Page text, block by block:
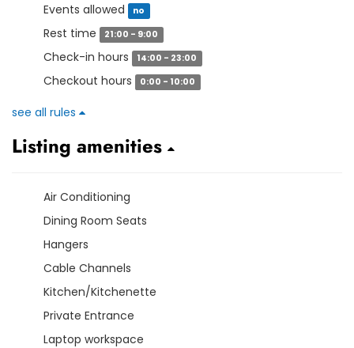
Events allowed no
Rest time 21:00 - 9:00
Check-in hours 14:00 - 23:00
Checkout hours 0:00 - 10:00
see all rules
Listing amenities
Air Conditioning
Dining Room Seats
Hangers
Cable Channels
Kitchen/Kitchenette
Private Entrance
Laptop workspace